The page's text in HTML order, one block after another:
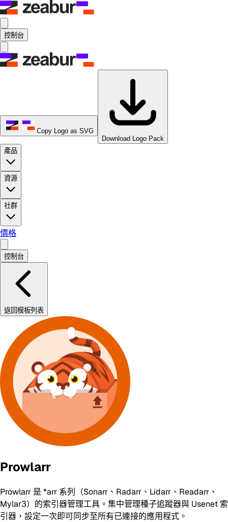
控制台
Copy Logo as SVG
Download Logo Pack
產品
資源
社群
價格
控制台
返回模板列表
Prowlarr
Prowlarr 是 *arr 系列（Sonarr、Radarr、Lidarr、Readarr、
Mylar3）的索引器管理工具。集中管理種子追蹤器與 Usenet 索
引器，設定一次即可同步至所有已連接的應用程式。